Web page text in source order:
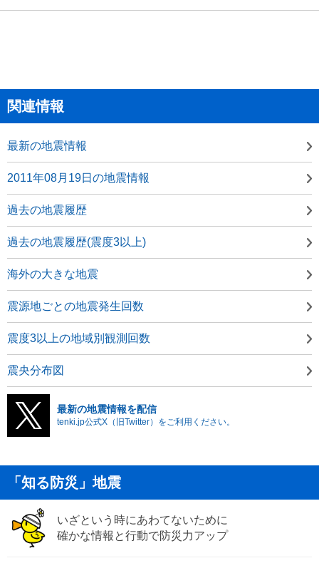
関連情報
最新の地震情報
2011年08月19日の地震情報
過去の地震履歴
過去の地震履歴(震度3以上)
海外の大きな地震
震源地ごとの地震発生回数
震度3以上の地域別観測回数
震央分布図
最新の地震情報を配信
tenki.jp公式X（旧Twitter）をご利用ください。
「知る防災」地震
いざという時にあわてないために
確かな情報と行動で防災力アップ